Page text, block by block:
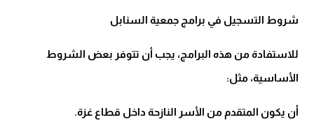
شروط التسجيل في برامج جمعية السنابل
للاستفادة من هذه البرامج، يجب أن تتوفر بعض الشروط
الأساسية، مثل:
أن يكون المتقدم من الأسر النازحة داخل قطاع غزة.